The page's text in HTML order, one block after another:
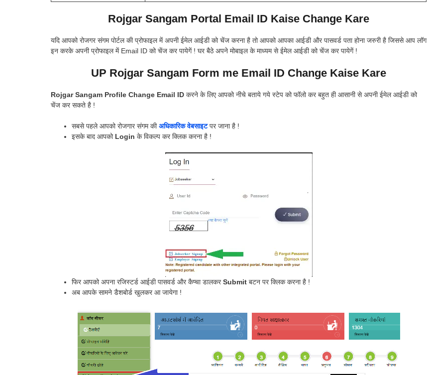
Rojgar Sangam Portal Email ID Kaise Change Kare
यदि आपको रोजगर संगम पोर्टल की प्रोफाइल में अपनी ईमेल आईडी को चेंज करना है तो आपको आपका आईडी और पासवर्ड पता होना जरुरी है जिससे आप लॉग
इन करके अपनी प्रोफाइल में Email ID को चेंज कर पायेगें ! घर बैठे अपने मोबाइल के माध्यम से ईमेल आईडी को चेंज कर पायेगें !
UP Rojgar Sangam Form me Email ID Change Kaise Kare
Rojgar Sangam Profile Change Email ID करने के लिए आपको नीचे बताये गये स्टेप को फॉलो कर बहुत ही आसानी से अपनी ईमेल आईडी को
चेंज कर सकते है !
सबसे पहले आपको रोजगार संगम कीअधिकारिक वेबसाइटपर जाना है !
इसके बाद आपको Login के विकल्प कर क्लिक करना है !
फिर आपको अपना रजिस्टर्ड आईडी पासवर्ड और कैप्चा डालकरSubmit बटन पर क्लिक करना है !
अब आपके सामने डैशबोर्ड खुलकर आ जायेगा !